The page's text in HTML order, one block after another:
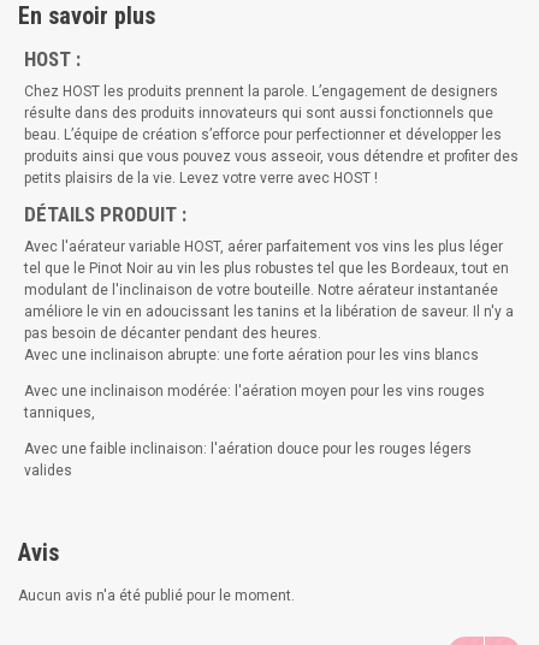
En savoir plus
HOST :
Chez HOST les produits prennent la parole. L’engagement de designers
résulte dans des produits innovateurs qui sont aussi fonctionnels que
beau. L’équipe de création s’efforce pour perfectionner et développer les
produits ainsi que vous pouvez vous asseoir, vous détendre et profiter des
petits plaisirs de la vie. Levez votre verre avec HOST !
DÉTAILS PRODUIT :
Avec l'aérateur variable HOST, aérer parfaitement vos vins les plus léger
tel que le Pinot Noir au vin les plus robustes tel que les Bordeaux, tout en
modulant de l'inclinaison de votre bouteille. Notre aérateur instantanée
améliore le vin en adoucissant les tanins et la libération de saveur. Il n'y a
pas besoin de décanter pendant des heures.
Avec une inclinaison abrupte: une forte aération pour les vins blancs
Avec une inclinaison modérée: l'aération moyen pour les vins rouges
tanniques,
Avec une faible inclinaison: l'aération douce pour les rouges légers
valides
Avis
Aucun avis n'a été publié pour le moment.